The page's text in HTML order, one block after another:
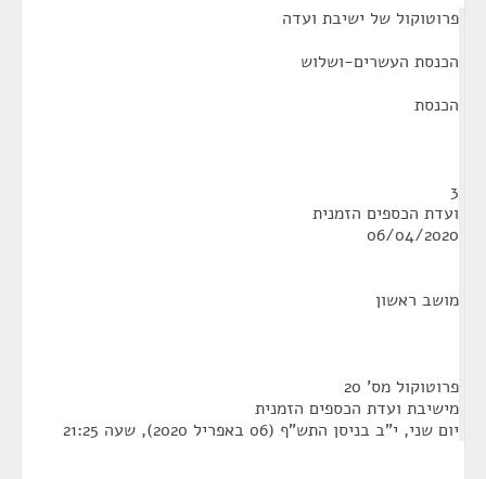
פרוטוקול של ישיבת ועדה
הכנסת העשרים-ושלוש
הכנסת
3
ועדת הכספים הזמנית
06/04/2020
מושב ראשון
פרוטוקול מס' 20
מישיבת ועדת הכספים הזמנית
יום שני, י"ב בניסן התש"ף (06 באפריל 2020), שעה 21:25